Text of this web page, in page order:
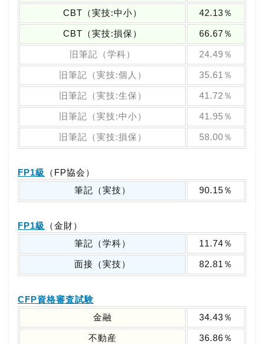
CBT（実技:中小） 42.13％
CBT（実技:損保） 66.67％
旧筆記（学科） 24.49％
旧筆記（実技:個人） 35.61％
旧筆記（実技:生保） 41.72％
旧筆記（実技:中小） 41.95％
旧筆記（実技:損保） 58.00％
FP1級
（FP協会）
筆記（実技）
90.15％
FP1級
（金財）
筆記（学科）
11.74％
面接（実技） 82.81％
CFP資格審査試験
金融
34.43％
不動産 36.86％